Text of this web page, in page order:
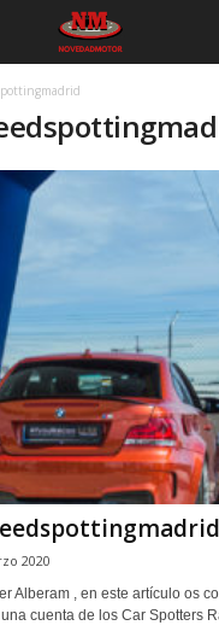
2020
Alberam , en este artículo os
cuenta de los Car Spotters